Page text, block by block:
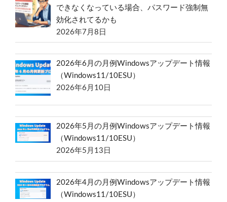
できなくなっている場合、パスワード強制無
効化されてるかも
2026年7月8日
2026年6月の月例Windowsアップデート情報
（Windows11/10ESU）
2026年6月10日
2026年5月の月例Windowsアップデート情報
（Windows11/10ESU）
2026年5月13日
2026年4月の月例Windowsアップデート情報
（Windows11/10ESU）